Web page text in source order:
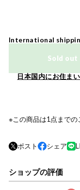
International
Sold out
日本国内にお住ま
※この商品は1点までの
ポスト シェア
ショップの評価